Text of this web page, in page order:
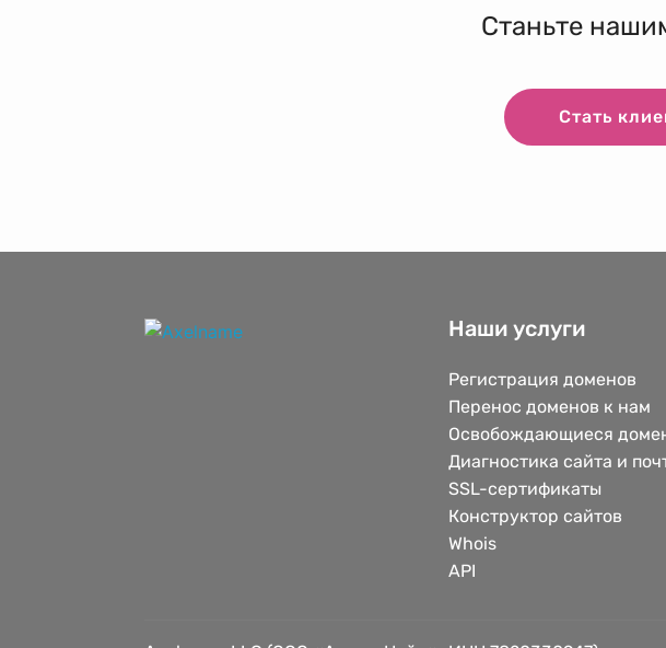
Станьте
Стать
Наши услуги
Регистрация доменов
Перенос доменов к нам
Освобождающиеся
Диагностика сайта и
SSL-сертификаты
Конструктор сайтов
Whois
API